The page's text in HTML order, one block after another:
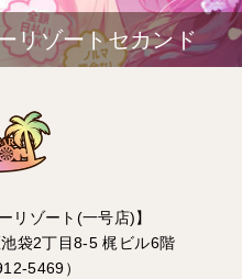
リゾートセカンド
リゾート(一号店)】
袋2丁目8-5 梶ビル6階
5469）